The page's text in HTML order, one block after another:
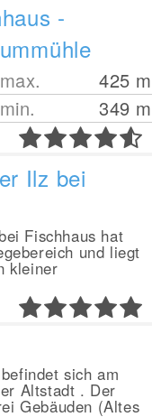
-
max. 425 m
min.
349 m
Ilz bei
Fischhaus hat
und liegt
kleiner
sich am
Altstadt . Der
Gebäuden (Altes